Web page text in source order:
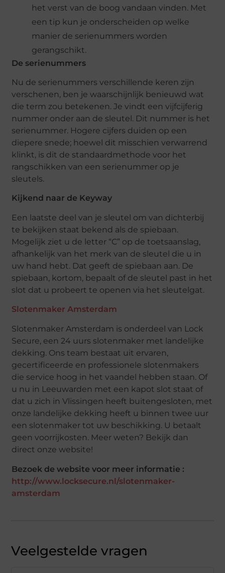
het verst van de boog vandaan vinden. Met
een tip kun je onderscheiden op welke
manier de serienummers worden
gerangschikt.
De serienummers
Nu de serienummers verschillende keren zijn
verschenen, ben je waarschijnlijk benieuwd wat
die term zou betekenen. Je vindt een vijfcijferig
nummer onder aan de sleutel. Dit nummer is het
serienummer. Hogere cijfers duiden op een
diepere snede; hoewel dit misschien verwarrend
klinkt, is dit de standaardmethode voor het
rangschikken van een serienummer op je
sleutels.
Kijkend naar de Keyway
Een laatste deel van je sleutel om van dichterbij
te bekijken staat bekend als de spiebaan.
Mogelijk ziet u de letter “C” op de toetsaanslag,
afhankelijk van het merk van de sleutel die u in
uw hand hebt. Dat geeft de spiebaan aan. De
spiebaan, kortom, bepaalt of de sleutel past in het
slot dat u probeert te openen via het sleutelgat.
Slotenmaker Amsterdam
Slotenmaker Amsterdam is onderdeel van Lock
Secure, een 24 uurs slotenmaker met landelijke
dekking. Ons team bestaat uit ervaren,
gecertificeerde en professionele slotenmakers
die service hoog in het vaandel hebben staan. Of
u nu in Leeuwarden met een kapot slot staat of
dat u zich in Vlissingen heeft buitengesloten, met
onze landelijke dekking heeft u binnen twee uur
een slotenmaker tot uw beschikking. U betaalt
geen voorrijkosten. Meer weten? Bekijk dan
direct onze website!
Bezoek de website voor meer informatie :
http://www.locksecure.nl/slotenmaker-
amsterdam
Veelgestelde vragen